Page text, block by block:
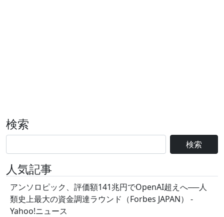
検索
検索
人気記事
アンソロピック、評価額141兆円でOpenAI超えへ──人
類史上最大の資金調達ラウンド（Forbes JAPAN） -
Yahoo!ニュース